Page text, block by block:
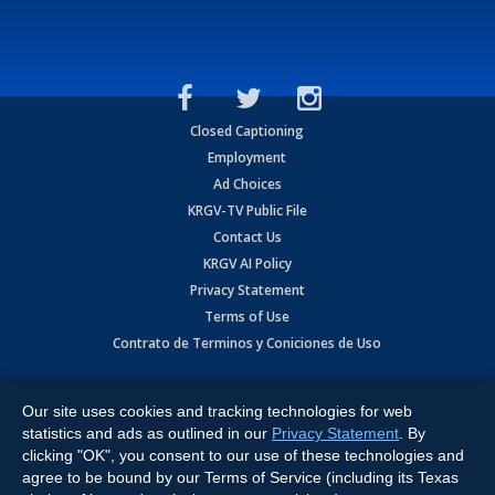
Closed Captioning
Employment
Ad Choices
KRGV-TV Public File
Contact Us
KRGV AI Policy
Privacy Statement
Terms of Use
Contrato de Terminos y Coniciones de Uso
Expressway, Weslaco, TX 78596.
All Rights Reserved. Powered by:Ruby Shore Software
Our site uses cookies and tracking technologies for web
statistics and ads as outlined in our Privacy Statement . By
clicking "OK", you consent to our use of these technologies and
agree to be bound by our Terms of Service (including its Texas